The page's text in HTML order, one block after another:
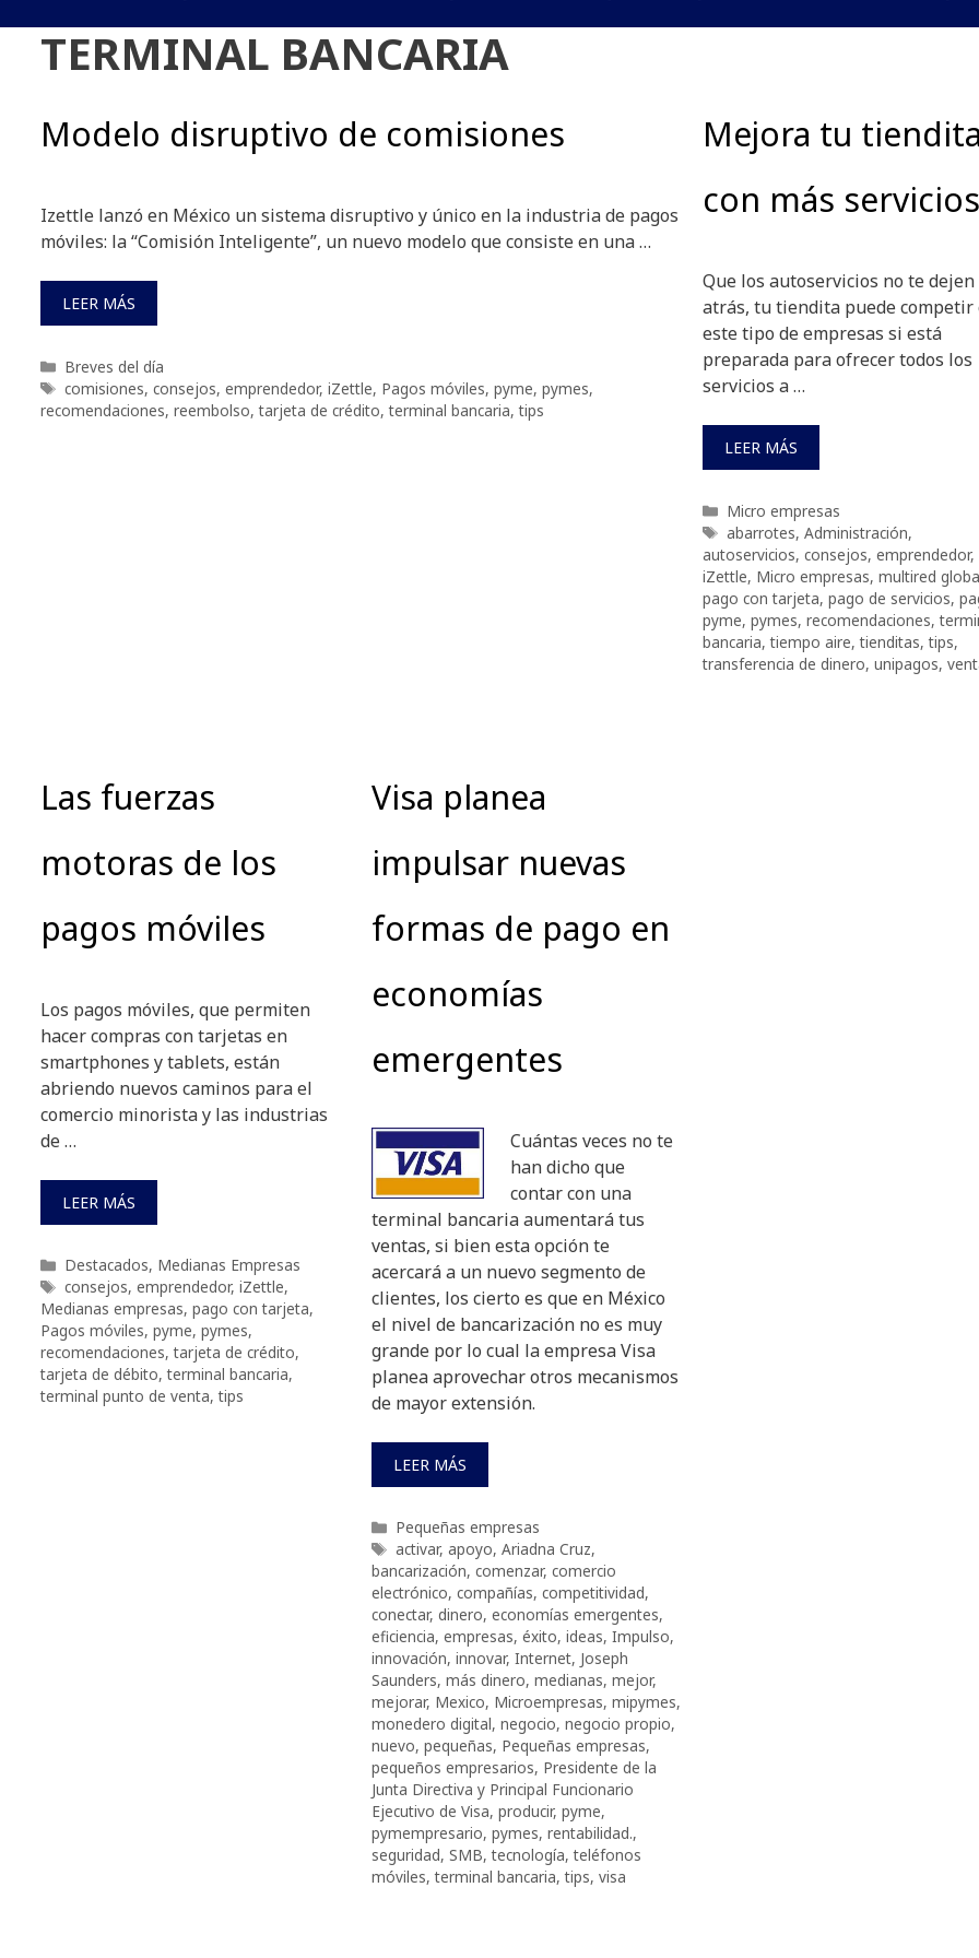
TERMINAL BANCARIA
Modelo disruptivo de comisiones
Izettle lanzó en México un sistema disruptivo y único en la industria de pagos
móviles: la “Comisión Inteligente”, un nuevo modelo que consiste en una …
LEER MÁS
Categorías
Breves del día
Etiquetas
comisiones, consejos, emprendedor, iZettle, Pagos móviles, pyme, pymes,
recomendaciones, reembolso,tarjeta de crédito,terminal bancaria,tips
Mejora tu tiendita
con más servicios
Que los autoservicios no te dejen
atrás, tu tiendita puede competir
este tipo de empresas si está
preparada para ofrecer todos los
servicios a …
LEER MÁS
Categorías
Micro empresas
Etiquetas
abarrotes, Administración,
autoservicios, consejos, emprendedor,
iZettle, Micro empresas, multired
pago con tarjeta, pago de servicios,
pyme, pymes, recomendaciones,
bancaria,tiempo aire,tienditas,tips,
transferencia de dinero, unipagos,
Las fuerzas
motoras de los
pagos móviles
Los pagos móviles, que permiten
hacer compras con tarjetas en
smartphones y tablets, están
abriendo nuevos caminos para el
comercio minorista y las industrias
de …
LEER MÁS
Categorías
Destacados, Medianas Empresas
Etiquetas
consejos, emprendedor, iZettle,
Medianas empresas, pago con tarjeta,
Pagos móviles, pyme, pymes,
recomendaciones,tarjeta de crédito,
tarjeta de débito,terminal bancaria,
terminal punto de venta,tips
Visa planea
impulsar nuevas
formas de pago en
economías
emergentes
Cuántas veces no te
han dicho que
contar con una
terminal bancaria aumentará tus
ventas, si bien esta opción te
acercará a un nuevo segmento de
clientes, los cierto es que en México
el nivel de bancarización no es muy
grande por lo cual la empresa Visa
planea aprovechar otros mecanismos
de mayor extensión.
LEER MÁS
Categorías
Pequeñas empresas
Etiquetas
activar, apoyo, Ariadna Cruz,
bancarización, comenzar, comercio
electrónico, compañías, competitividad,
conectar, dinero, economías emergentes,
eficiencia, empresas, éxito, ideas, Impulso,
innovación, innovar, Internet, Joseph
Saunders, más dinero, medianas, mejor,
mejorar, Mexico, Microempresas, mipymes,
monedero digital, negocio, negocio propio,
nuevo, pequeñas, Pequeñas empresas,
pequeños empresarios, Presidente de la
Junta Directiva y Principal Funcionario
Ejecutivo de Visa, producir, pyme,
pymempresario, pymes, rentabilidad.,
seguridad, SMB,tecnología,teléfonos
móviles,terminal bancaria,tips, visa